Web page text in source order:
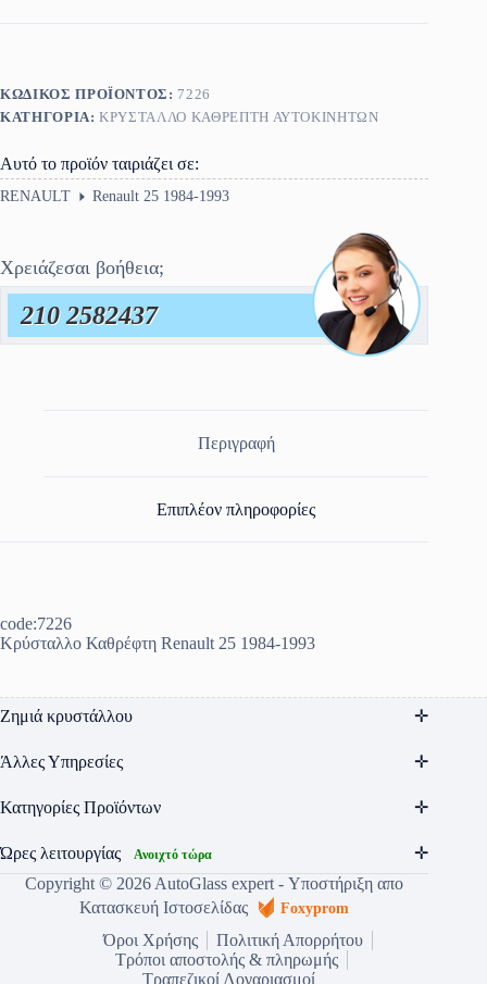
ΚΩΔΙΚΌΣ ΠΡΟΪΌΝΤΟΣ: 7226
ΚΑΤΗΓΟΡΊΑ:ΚΡΎΣΤΑΛΛΟ ΚΑΘΡΈΠΤΗ ΑΥΤΟΚΙΝΗΤΩΝ
Αυτό το προϊόν ταιριάζει σε:
RENAULT Renault 25 1984-1993
Χρειάζεσαι βοήθεια;
210 2582437
Περιγραφή
Επιπλέον πληροφορίες
code:7226
Κρύσταλλο Καθρέφτη Renault 25 1984-1993
Ζημιά κρυστάλλου
Άλλες Υπηρεσίες
Κατηγορίες Προϊόντων
Ώρες λειτουργίας Ανοιχτό τώρα
Copyright © 2026 AutoGlass expert - Υποστήριξη απο
Κατασκευή Ιστοσελίδας
Foxyprom
Όροι Χρήσης
Πολιτική Απορρήτου
Τρόποι αποστολής & πληρωμής
Τραπεζικοί Λογαριασμοί